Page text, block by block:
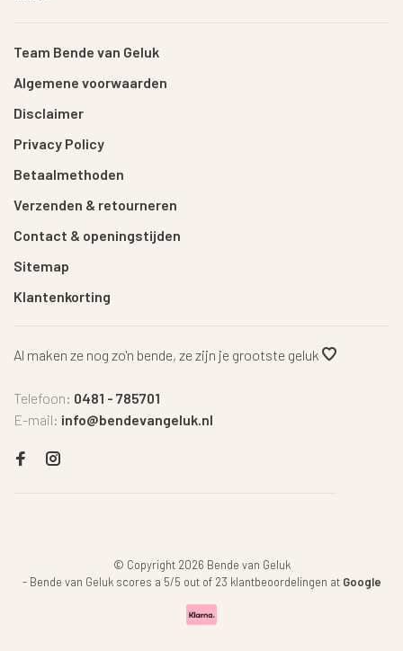
Team Bende van Geluk
Algemene voorwaarden
Disclaimer
Privacy Policy
Betaalmethoden
Verzenden & retourneren
Contact & openingstijden
Sitemap
Klantenkorting
Al maken ze nog zo'n bende, ze zijn je grootste geluk
Telefoon: 0481 - 785701
E-mail: info@bendevangeluk.nl
© Copyright 2026 Bende van Geluk
- Bende van Geluk scores a 5/5 out of 23 klantbeoordelingen at Google